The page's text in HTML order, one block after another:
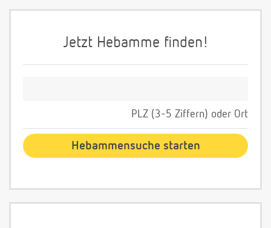
Jetzt Hebamme finden!
PLZ (3-5 Ziffern) oder Ort